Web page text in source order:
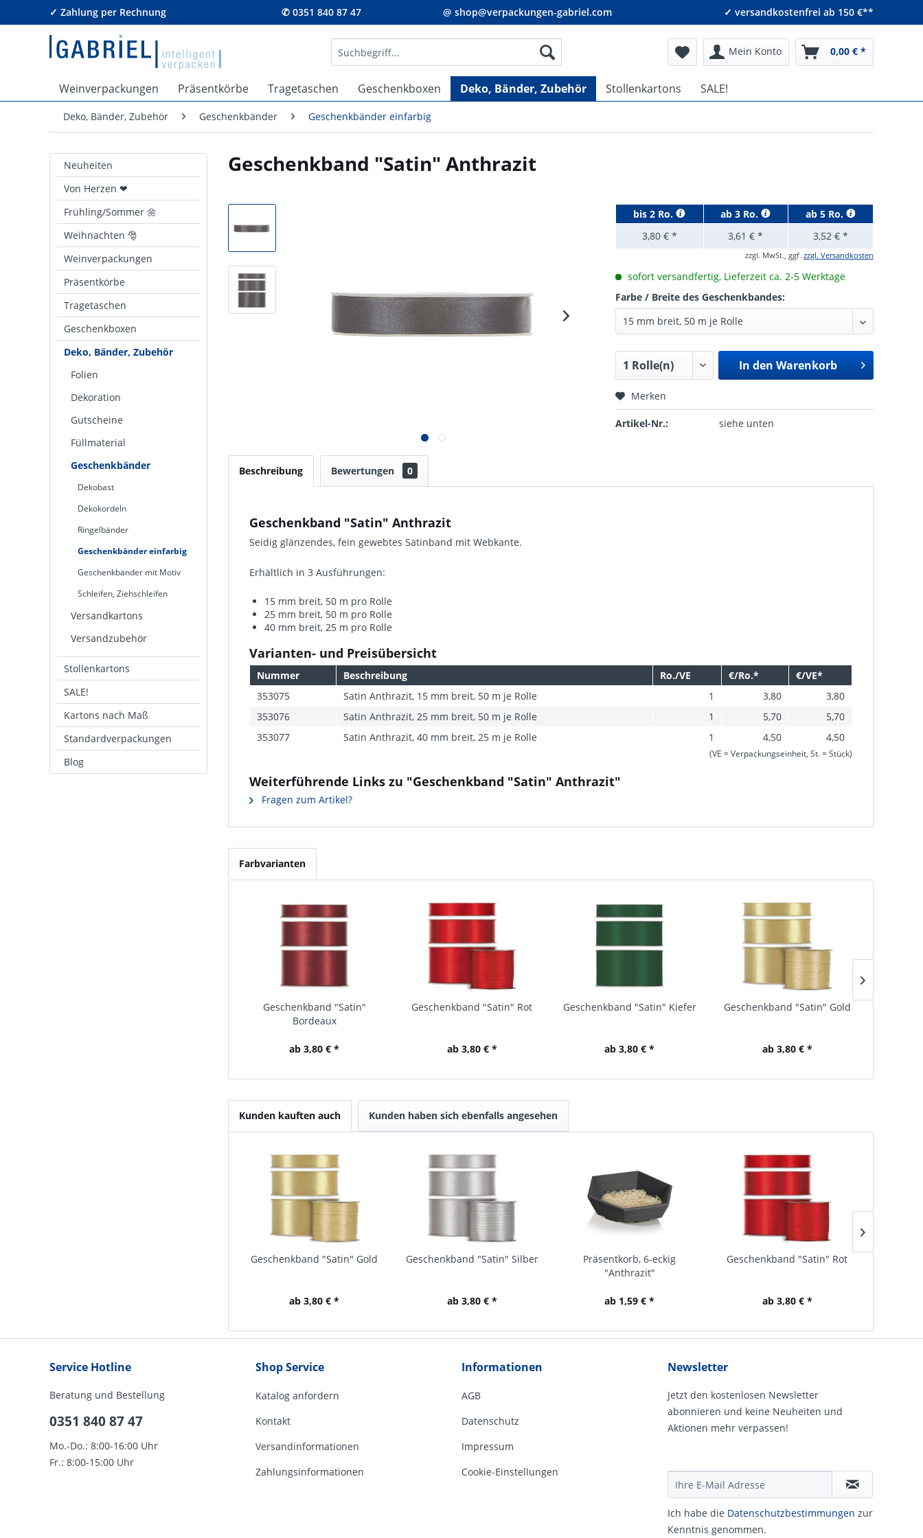
✓ Zahlung per Rechnung ✆ 0351 840 87 47 @ shop@verpackungen-gabriel.com ✓ versandkostenfrei ab 150 €**
Mein Konto 0,00 € *
Weinverpackungen Präsentkörbe Tragetaschen Geschenkboxen Deko, Bänder, Zubehör Stollenkartons SALE!
Deko, Bänder, Zubehör Geschenkbänder Geschenkbänder einfarbig
Neuheiten
Von Herzen ❤
Frühling/Sommer 🌼
Weihnachten 🎅
Weinverpackungen
Präsentkörbe
Tragetaschen
Geschenkboxen
Deko, Bänder, Zubehör
Folien
Dekoration
Gutscheine
Füllmaterial
Geschenkbänder
Dekobast
Dekokordeln
Ringelbänder
Geschenkbänder einfarbig
Geschenkbänder mit Motiv
Schleifen, Ziehschleifen
Versandkartons
Versandzubehör
Stollenkartons
SALE!
Kartons nach Maß
Standardverpackungen
Blog
Geschenkband "Satin" Anthrazit
bis2 Ro. ab3 Ro. ab 5 Ro.
3,80 € *
3,61 € * 3,52 € *
zzgl. MwSt., ggf. zzgl. Versandkosten
sofort versandfertig, Lieferzeit ca. 2-5 Werktage
Farbe / Breite des Geschenkbandes:
In den Warenkorb
Merken
Artikel-Nr.: siehe unten
Beschreibung Bewertungen 0
Geschenkband "Satin" Anthrazit
Seidig glänzendes, fein gewebtes Satinband mit Webkante.
Erhältlich in 3 Ausführungen:
15 mm breit, 50 m pro Rolle
25 mm breit, 50 m pro Rolle
40 mm breit, 25 m pro Rolle
Varianten- und Preisübersicht
Nummer Beschreibung Ro./VE €/Ro.*
€/VE*
353075
Satin Anthrazit, 15 mm breit, 50 m je Rolle 1 3,80
3,80
353076
Satin Anthrazit, 25 mm breit, 50 m je Rolle 1 5,70
5,70
353077
Satin Anthrazit, 40 mm breit, 25 m je Rolle 1 4,50 4,50
(VE = Verpackungseinheit, St. = Stück)
Weiterführende Links zu "Geschenkband "Satin" Anthrazit"
Fragen zum Artikel?
Farbvarianten
Geschenkband "Satin"
Bordeaux
ab 3,80 € *
Geschenkband "Satin" Rot
ab 3,80 € *
Geschenkband "Satin" Kiefer
ab 3,80 € *
Geschenkband "Satin" Gold
ab 3,80 € *
Kunden kauften auch Kunden haben sich ebenfalls angesehen
Geschenkband "Satin" Gold
ab 3,80 € *
Geschenkband "Satin" Silber
ab 3,80 € *
Präsentkorb, 6-eckig
"Anthrazit"
ab 1,59 € *
Geschenkband "Satin" Rot
ab 3,80 € *
Service Hotline
Beratung und Bestellung
0351 840 87 47
Mo.-Do.: 8:00-16:00 Uhr
Fr.: 8:00-15:00 Uhr
Shop Service
Katalog anfordern
Kontakt
Versandinformationen
Zahlungsinformationen
Informationen
AGB
Datenschutz
Impressum
Cookie-Einstellungen
Newsletter
Jetzt den kostenlosen Newsletter
abonnieren und keine Neuheiten und
Aktionen mehr verpassen!
Ich habe die Daten­schutz­be­stim­mungen zur
Kennt­nis genommen.